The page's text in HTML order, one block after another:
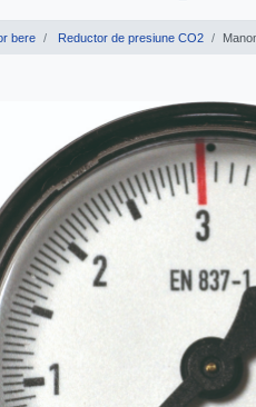
bere Reductor de presiune CO2